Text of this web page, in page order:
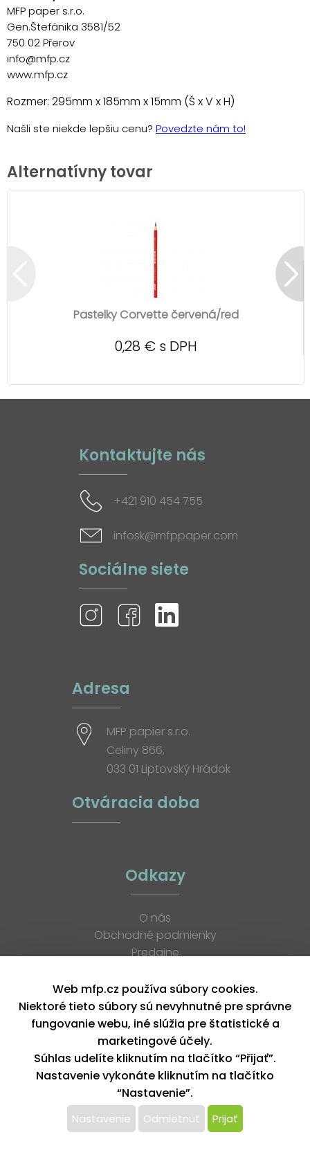
MFP paper s.r.o.
Gen.Štefánika 3581/52
750 02 Přerov
info@mfp.cz
www.mfp.cz
Rozmer: 295mm x 185mm x 15mm (Š x V x H)
Našli ste niekde lepšiu cenu? Povedzte nám to!
Alternatívny tovar
Pastelky Corvette červená/red
0,28 € s DPH
Kontaktujte nás
+421 910 454 755
infosk@mfppaper.com
Sociálne siete
Adresa
MFP papier s.r.o.
Celiny 866,
033 01 Liptovský Hrádok
Otváracia doba
Odkazy
O nás
Obchodné podmienky
Predajne
K stiahnutiu
Blog
Kontakt
Kariéra
XML feed
Copyright © 2026, MFP paper s. r. o. | Všetky práva vyhradené
design by MFP
Tento web používa k poskytovaniu služieb,
Web mfp.cz používa súbory cookies.
Niektoré tieto súbory sú nevyhnutné pre správne
fungovanie webu, iné slúžia pre štatistické a
marketingové účely.
Súhlas udelíte kliknutím na tlačítko “Přijať”.
Nastavenie vykonáte kliknutím na tlačítko
“Nastavenie”.
Nastavenie Odmietnuť Prijať